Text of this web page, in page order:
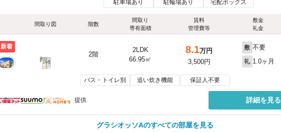
駐車場あり 駐輪場あり 宅配ボックス
間取り図 階数
間取り
専有面積
賃料
管理費等
敷金
礼金
新着
2階
2LDK
66.95㎡
8.1万円
3,500円
敷 不要
礼 1.0ヶ月
バス・トイレ別 追い炊き機能 保証人不要
提供 詳細を見る
グラシオッソAのすべての部屋を見る